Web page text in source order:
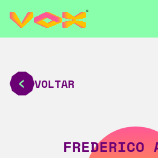
VOLTAR
FREDERICO